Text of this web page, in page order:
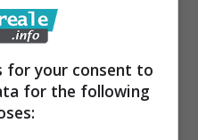
della zona
della polizia
for your consent to
for the following